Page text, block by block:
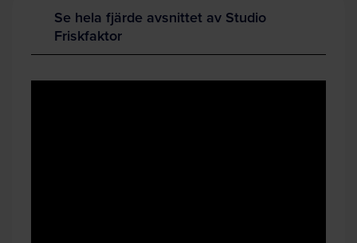
Se hela fjärde avsnittet av Studio
Friskfaktor